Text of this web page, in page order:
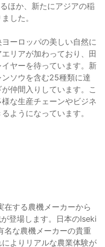
ほか、新たにアジアの稲
した。
ーロッパの美しい自然に
リアが加わっており、田
ヤーを待っています。新
ソウを含む25種類に達
仲間入りしています。こ
な生産チェーンやビジネ
ようになっています。
在する農機メーカーから
登場します。日本のIseki
名な農機メーカーの貴重
よりリアルな農業体験が